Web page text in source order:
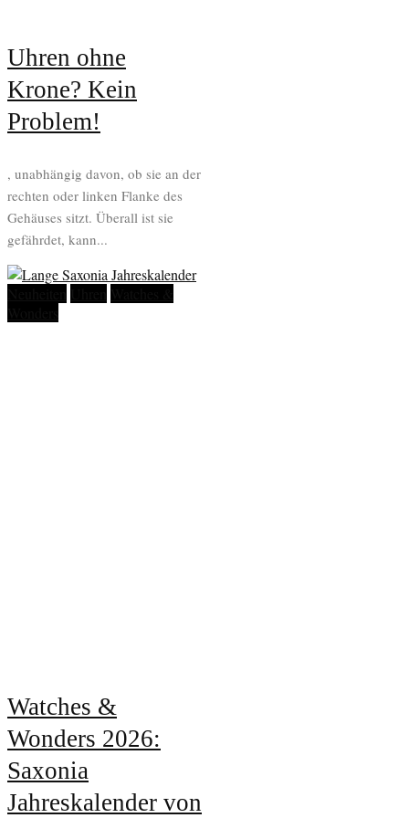
Uhren ohne
Krone? Kein
Problem!
, unabhängig davon, ob sie an der
rechten oder linken Flanke des
Gehäuses sitzt. Überall ist sie
gefährdet, kann...
Watches &
Wonders 2026:
Saxonia
Jahreskalender von